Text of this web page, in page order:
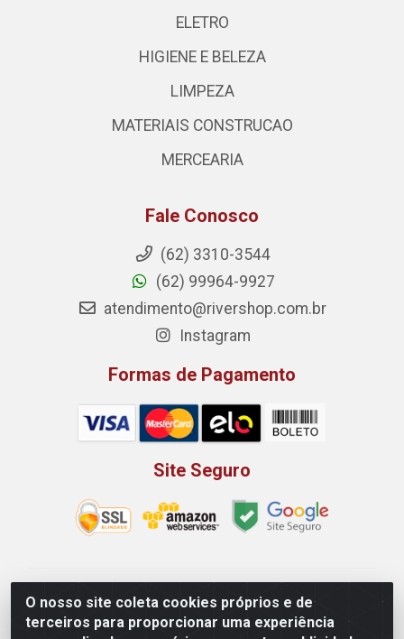
O nosso site coleta cookies próprios e de
terceiros para proporcionar uma experiência
ELETRO
HIGIENE E BELEZA
LIMPEZA
MATERIAIS CONSTRUCAO
MERCEARIA
Fale Conosco
(62) 3310-3544
(62) 99964-9927
atendimento@rivershop.com.br
Instagram
Formas de Pagamento
Site Seguro
Rio Vermelho Distribuição de Alimentos LTDA - Rodovia
BR, 153, KM 52 N 00 QD 00 LT 16 - Bairro Jardim
Eldorado, Anápolis/GO - CEP 75.045-190 - CNPJ